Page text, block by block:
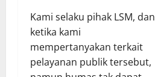
Kami selaku pihak LSM, dan
ketika kami
mempertanyakan terkait
pelayanan publik tersebut,